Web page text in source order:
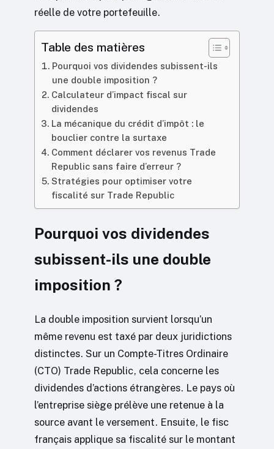
réelle de votre portefeuille.
Table des matières
Pourquoi vos dividendes subissent-ils
une double imposition ?
Calculateur d’impact fiscal sur
dividendes
La mécanique du crédit d’impôt : le
bouclier contre la surtaxe
Comment déclarer vos revenus Trade
Republic sans faire d’erreur ?
Stratégies pour optimiser votre
fiscalité sur Trade Republic
Pourquoi vos dividendes
subissent-ils une double
imposition ?
La double imposition survient lorsqu’un
même revenu est taxé par deux juridictions
distinctes. Sur un Compte-Titres Ordinaire
(CTO) Trade Republic, cela concerne les
dividendes d’actions étrangères. Le pays où
l’entreprise siège prélève une retenue à la
source avant le versement. Ensuite, le fisc
français applique sa fiscalité sur le montant